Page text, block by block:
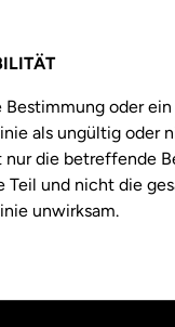
oder ein
als ungültig oder
nur die betreffende
Teil und nicht die
unwirksam.